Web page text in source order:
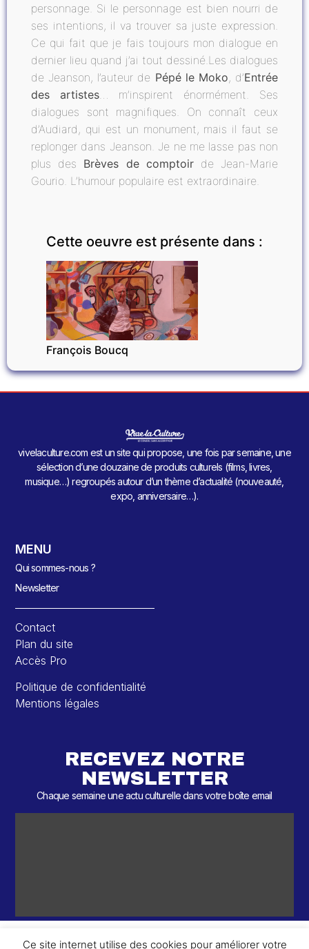
personnage. Si le personnage est bien nourri de
ses intentions, il va trouver sa juste expression.
Ce qui fait que je fais toujours mon dialogue en
dernier lieu quand j’ai tout dessiné.Les dialogues
de Jeanson, l’auteur de Pépé le Moko, d’Entrée
des artistes … m’inspirent énormément. Ses
dialogues sont magnifiques. On connaît ceux
d’Audiard, qui est un monument, mais il faut se
replonger dans Jeanson. Je ne me lasse pas non
plus des Brèves de comptoir de Jean-Marie
Gourio. L’humour populaire est extraordinaire.
Cette oeuvre est présente dans :
INVITÉ
François Boucq
vivelaculture.com est un site qui propose, une fois par semaine, une
sélection d’une douzaine de produits culturels (films, livres,
musique…) regroupés autour d’un thème d’actualité (nouveauté,
expo, anniversaire…).
MENU
Qui sommes-nous ?
Newsletter
Contact
Plan du site
Accès Pro
Politique de confidentialité
Mentions légales
RECEVEZ NOTRE
NEWSLETTER
Chaque semaine une actu culturelle dans votre boîte email
Ce site internet utilise des cookies pour améliorer votre